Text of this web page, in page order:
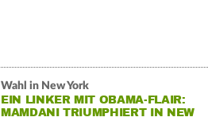
Wahl in New York
EIN LINKER MIT OBAMA-FLAIR:
MAMDANI TRIUMPHIERT IN NEW